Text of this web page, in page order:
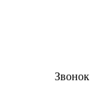
Звонок